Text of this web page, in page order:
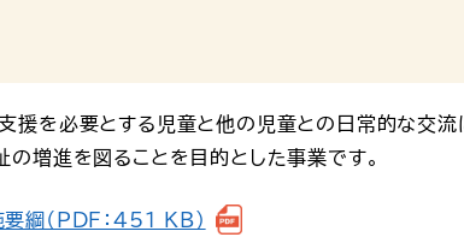
援を必要とする児童と他の児童との日常的な交
の増進を図ることを目的とした事業です。
綱（PDF：451 KB）